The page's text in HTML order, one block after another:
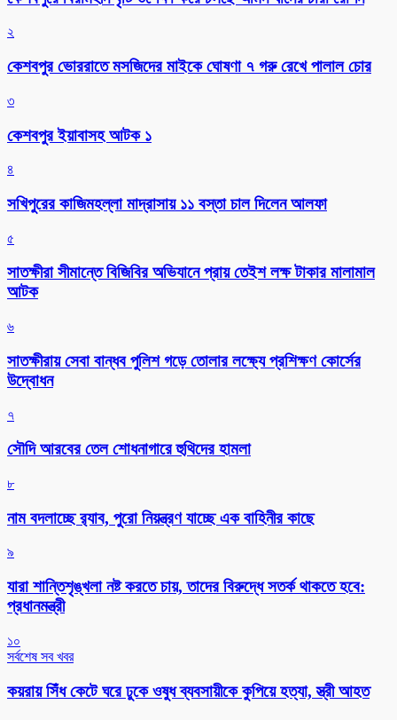
২
কেশবপুর ভোররাতে মসজিদের মাইকে ঘোষণা ৭ গরু রেখে পালাল চোর
৩
কেশবপুর ইয়াবাসহ আটক ১
৪
সখিপুরের কাজিমহল্লা মাদ্রাসায় ১১ বস্তা চাল দিলেন আলফা
৫
সাতক্ষীরা সীমান্তে বিজিবির অভিযানে প্রায় তেইশ লক্ষ টাকার মালামাল
আটক
৬
সাতক্ষীরায় সেবা বান্ধব পুলিশ গড়ে তোলার লক্ষ্যে প্রশিক্ষণ কোর্সের
উদ্বোধন
৭
সৌদি আরবের তেল শোধনাগারে হুথিদের হামলা
৮
নাম বদলাচ্ছে র‌্যাব, পুরো নিয়ন্ত্রণ যাচ্ছে এক বাহিনীর কাছে
৯
যারা শান্তিশৃঙ্খলা নষ্ট করতে চায়, তাদের বিরুদ্ধে সতর্ক থাকতে হবে:
প্রধানমন্ত্রী
১০
সর্বশেষ সব খবর
কয়রায় সিঁধ কেটে ঘরে ঢুকে ওষুধ ব্যবসায়ীকে কুপিয়ে হত্যা, স্ত্রী আহত